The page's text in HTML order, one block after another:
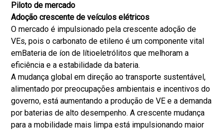
Piloto de mercado
Adoção crescente de veículos elétricos
O mercado é impulsionado pela crescente adoção de
VEs, pois o carbonato de etileno é um componente vital
emBateria de íon de lítioeletrólitos que melhoram a
eficiência e a estabilidade da bateria.
A mudança global em direção ao transporte sustentável,
alimentado por preocupações ambientais e incentivos do
governo, está aumentando a produção de VE e a demanda
por baterias de alto desempenho. A crescente mudança
para a mobilidade mais limpa está impulsionando maior